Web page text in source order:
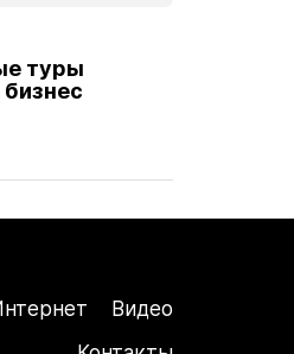
туры
Видео